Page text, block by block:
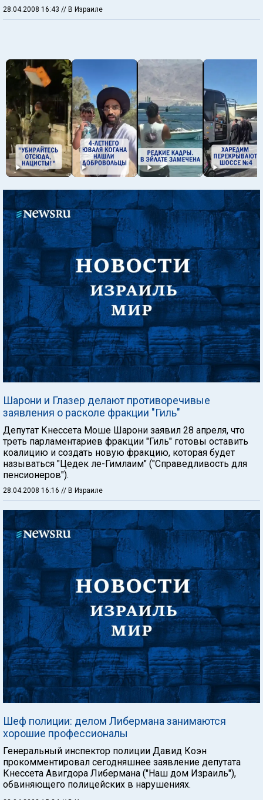
28.04.2008 16:43 // В Израиле
Шарони и Глазер делают противоречивые
заявления о расколе фракции "Гиль"
Депутат Кнессета Моше Шарони заявил 28 апреля, что
треть парламентариев фракции "Гиль" готовы оставить
коалицию и создать новую фракцию, которая будет
называться "Цедек ле-Гимлаим" ("Справедливость для
пенсионеров").
28.04.2008 16:16 // В Израиле
Шеф полиции: делом Либермана занимаются
хорошие профессионалы
Генеральный инспектор полиции Давид Коэн
прокомментировал сегодняшнее заявление депутата
Кнессета Авигдора Либермана ("Наш дом Израиль"),
обвиняющего полицейских в нарушениях.